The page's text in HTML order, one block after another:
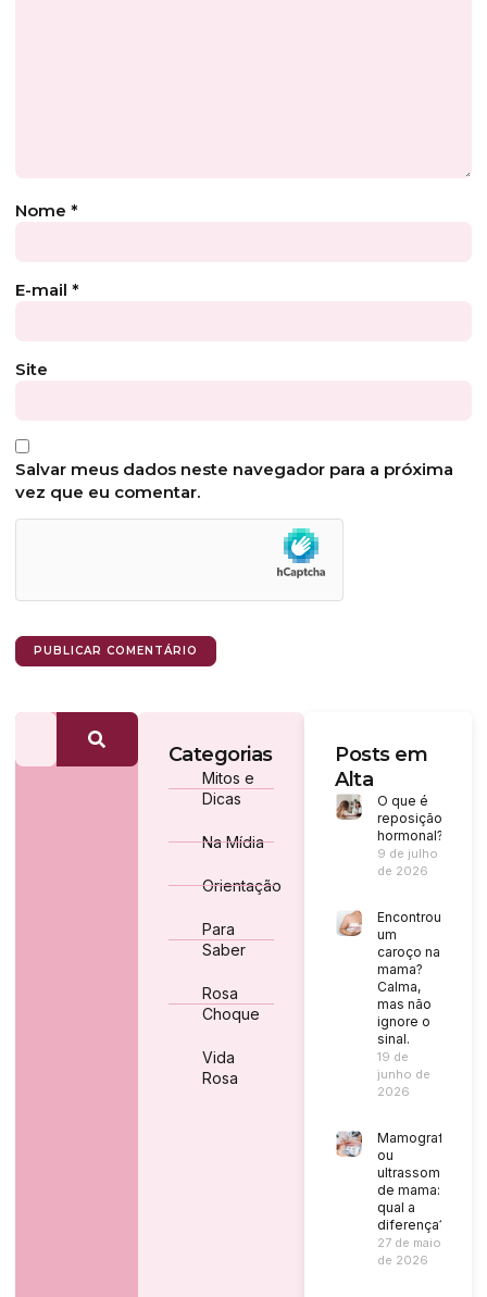
Nome *
E-mail *
Site
Salvar meus dados neste navegador para a próxima
vez que eu comentar.
Categorias
Mitos e
Dicas
Na Mídia
Orientação
Para
Saber
Rosa
Choque
Vida
Rosa
Posts em
Alta
O que é
reposição
hormonal?
9 de julho
de 2026
Encontrou
um
caroço na
mama?
Calma,
mas não
ignore o
sinal.
19 de
junho de
2026
Mamografia
ou
ultrassom
de mama:
qual a
diferença?
27 de maio
de 2026